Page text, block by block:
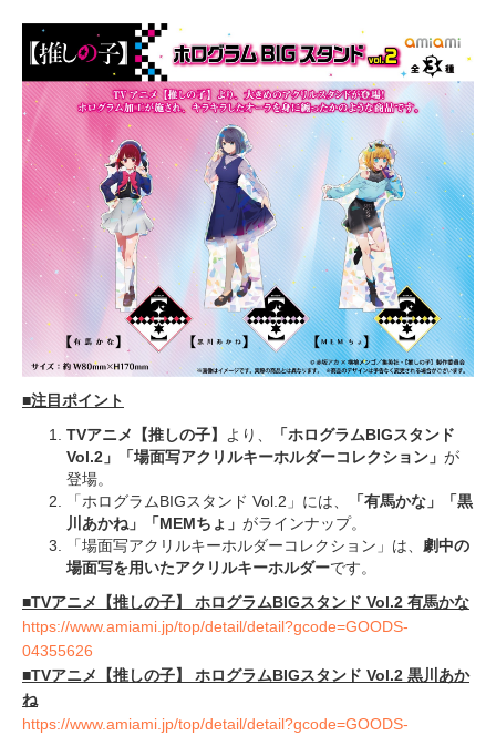
■注目ポイント
TVアニメ【推しの子】
より、
「ホログラムBIGスタンド
Vol.2」「場面写アクリルキーホルダーコレクション」 が
登場。
「ホログラムBIGスタンド Vol.2」には、
「有馬かな」「黒
川あかね」「MEMちょ」 がラインナップ。
「場面写アクリルキーホルダーコレクション」は、 劇中の
場面写を用いたアクリルキーホルダーです。
■TVアニメ【推しの子】 ホログラムBIGスタンド Vol.2 有馬かな
https://www.amiami.jp/top/detail/detail?gcode=GOODS-
04355626
■TVアニメ【推しの子】 ホログラムBIGスタンド Vol.2 黒川あか
ね
https://www.amiami.jp/top/detail/detail?gcode=GOODS-